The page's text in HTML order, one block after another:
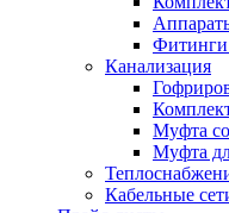
Фитинги
Канализация
Муфта
Муфта
Кабельные